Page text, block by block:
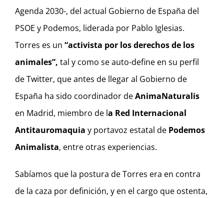
Agenda 2030-, del actual Gobierno de España del
PSOE y Podemos, liderada por Pablo Iglesias.
Torres es un “activista por los derechos de los
animales”, tal y como se auto-define en su perfil
de Twitter, que antes de llegar al Gobierno de
España ha sido coordinador deAnimaNaturalis
en Madrid, miembro de la Red Internacional
Antitauromaquia y portavoz estatal de Podemos
Animalista, entre otras experiencias.
Sabíamos que la postura de Torres era en contra
de la caza por definición, y en el cargo que ostenta,